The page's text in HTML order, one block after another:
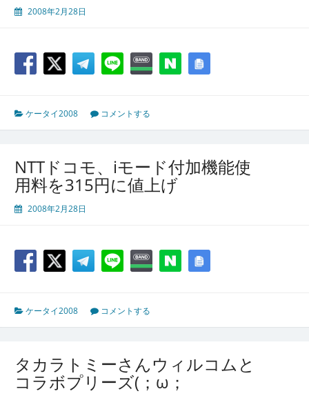
2008年2月28日
ケータイ2008 コメントする
NTTドコモ、iモード付加機能使
用料を315円に値上げ
2008年2月28日
ケータイ2008 コメントする
タカラトミーさんウィルコムと
コラボプリーズ(；ω；